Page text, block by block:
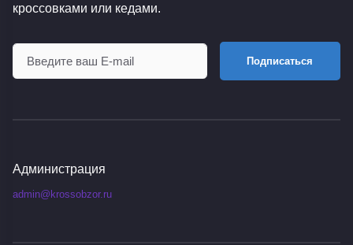
кроссовками или кедами.
Подписаться
Администрация
admin@krossobzor.ru